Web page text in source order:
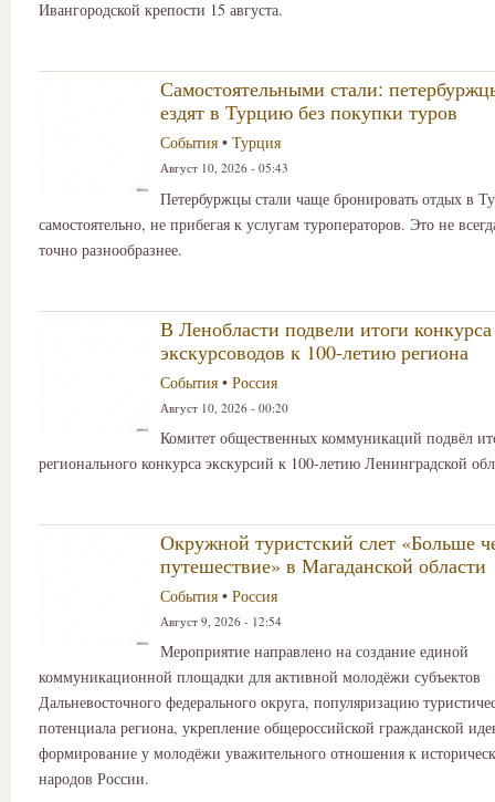
Ивангородской крепости 15 августа.
Самостоятельными стали:
ездят в Турцию без покупки туров
События • Турция
Август 10, 2026 - 05:43
Петербуржцы стали чаще бронировать отдых в
самостоятельно, не прибегая к услугам туроператоров. Это не
точно разнообразнее.
В Ленобласти подвели итоги конкурса
экскурсоводов к 100-летию региона
События • Россия
Август 10, 2026 - 00:20
Комитет общественных коммуникаций подвёл
регионального конкурса экскурсий к 100-летию Ленинградской
Окружной туристский слет «Больше
путешествие» в Магаданской области
События • Россия
Август 9, 2026 - 12:54
Мероприятие направлено на создание единой
коммуникационной площадки для активной молодёжи субъектов
Дальневосточного федерального округа, популяризацию
потенциала региона, укрепление общероссийской гражданской
формирование у молодёжи уважительного отношения к
народов России.